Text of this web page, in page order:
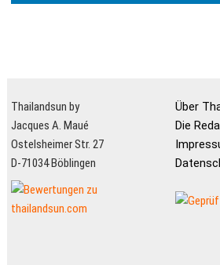
Thailandsun by
Jacques A. Maué
Ostelsheimer Str. 27
D-71034 Böblingen
Über
Die